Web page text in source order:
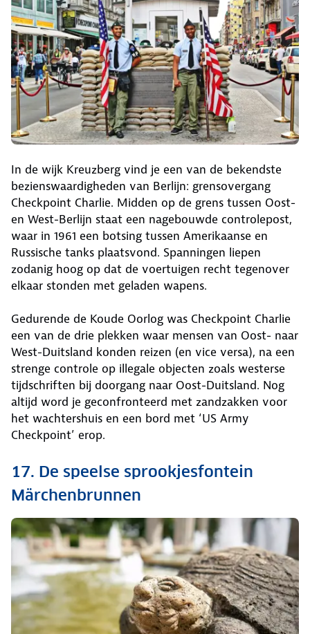
In de wijk Kreuzberg vind je een van de bekendste
bezienswaardigheden van Berlijn: grensovergang
Checkpoint Charlie. Midden op de grens tussen Oost-
en West-Berlijn staat een nagebouwde controlepost,
waar in 1961 een botsing tussen Amerikaanse en
Russische tanks plaatsvond. Spanningen liepen
zodanig hoog op dat de voertuigen recht tegenover
elkaar stonden met geladen wapens.
Gedurende de Koude Oorlog was Checkpoint Charlie
een van de drie plekken waar mensen van Oost- naar
West-Duitsland konden reizen (en vice versa), na een
strenge controle op illegale objecten zoals westerse
tijdschriften bij doorgang naar Oost-Duitsland. Nog
altijd word je geconfronteerd met zandzakken voor
het wachtershuis en een bord met ‘US Army
Checkpoint’ erop.
17. De speelse sprookjesfontein
Märchenbrunnen